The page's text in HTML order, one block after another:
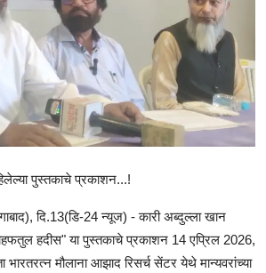
पुस्तकाचे प्रकाशन...!
दि.13(डि-24 न्यूज) - कारी अब्दुल्ला खान
हदीस" या पुस्तकाचे प्रकाशन 14 एप्रिल 2026,
भारतरत्न मौलाना आझाद रिसर्च सेंटर येथे मान्यवरांच्या